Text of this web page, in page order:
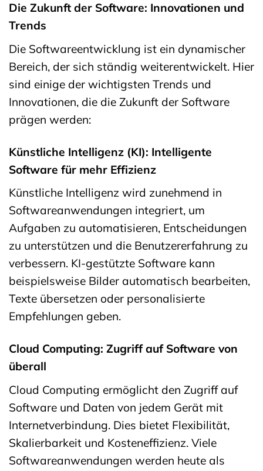
Die Zukunft der Software: Innovationen und
Trends
Die Softwareentwicklung ist ein dynamischer
Bereich, der sich ständig weiterentwickelt. Hier
sind einige der wichtigsten Trends und
Innovationen, die die Zukunft der Software
prägen werden:
Künstliche Intelligenz (KI): Intelligente
Software für mehr Effizienz
Künstliche Intelligenz wird zunehmend in
Softwareanwendungen integriert, um
Aufgaben zu automatisieren, Entscheidungen
zu unterstützen und die Benutzererfahrung zu
verbessern. KI-gestützte Software kann
beispielsweise Bilder automatisch bearbeiten,
Texte übersetzen oder personalisierte
Empfehlungen geben.
Cloud Computing: Zugriff auf Software von
überall
Cloud Computing ermöglicht den Zugriff auf
Software und Daten von jedem Gerät mit
Internetverbindung. Dies bietet Flexibilität,
Skalierbarkeit und Kosteneffizienz. Viele
Softwareanwendungen werden heute als